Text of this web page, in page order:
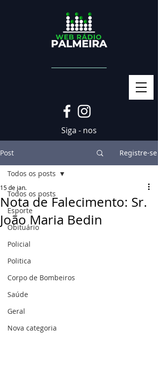
Siga - nos
Post Registre-se
Todos os posts
Esporte
Obituário
Policial
Politica
Corpo de Bombeiros
Saúde
Geral
Nova categoria
Todos os posts
Nota de Falecimento: Sr.
João Maria Bedin
15 de jan.